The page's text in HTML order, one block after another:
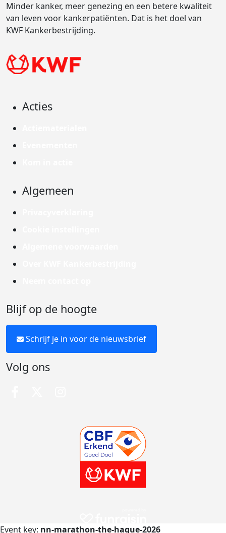
Minder kanker, meer genezing en een betere kwaliteit
van leven voor kankerpatiënten. Dat is het doel van
KWF Kankerbestrijding.
Acties
Algemeen
Blijf op de hoogte
Schrijf je in voor de nieuwsbrief
Volg ons
Event key: nn-marathon-the-hague-2026